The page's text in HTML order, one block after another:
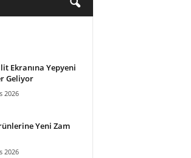
Ekranına Yepyeni
Geliyor
2026
Yeni Zam
2026